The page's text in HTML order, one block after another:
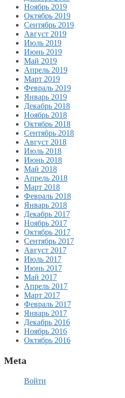
Ноябрь 2019
Октябрь 2019
Сентябрь 2019
Август 2019
Июль 2019
Июнь 2019
Май 2019
Апрель 2019
Март 2019
Февраль 2019
Январь 2019
Декабрь 2018
Ноябрь 2018
Октябрь 2018
Сентябрь 2018
Август 2018
Июль 2018
Июнь 2018
Май 2018
Апрель 2018
Март 2018
Февраль 2018
Январь 2018
Декабрь 2017
Ноябрь 2017
Октябрь 2017
Сентябрь 2017
Август 2017
Июль 2017
Июнь 2017
Май 2017
Апрель 2017
Март 2017
Февраль 2017
Январь 2017
Декабрь 2016
Ноябрь 2016
Октябрь 2016
Meta
Войти